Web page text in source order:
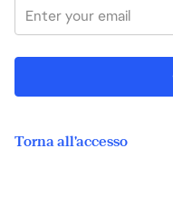
Torna all'accesso